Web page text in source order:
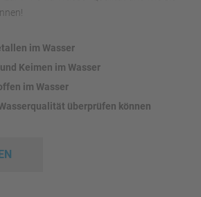
im Wasser
Keimen im Wasser
im Wasser
überprüfen können